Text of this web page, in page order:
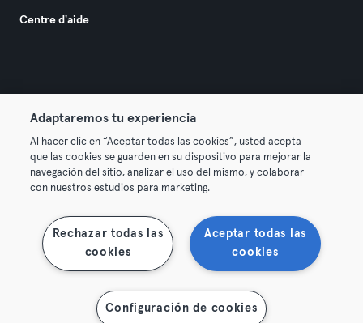
Centre d'aide
Conditions générales Politique de confidentialité
Mentions légales Résilier les contrats ici
Se rétracter ici
Adaptaremos tu experiencia
Al hacer clic en “Aceptar todas las cookies”, usted acepta
que las cookies se guarden en su dispositivo para mejorar la
navegación del sitio, analizar el uso del mismo, y colaborar
con nuestros estudios para marketing.
Aceptar todas las
cookies
Rechazar todas las
cookies
Configuración de cookies